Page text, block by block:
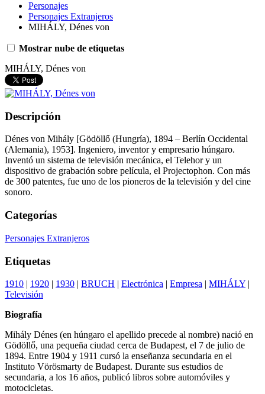
Personajes
Personajes Extranjeros
MIHÁLY, Dénes von
Mostrar nube de etiquetas
MIHÁLY, Dénes von
Descripción
Dénes von Mihály [Gödöllő (Hungría), 1894 – Berlín Occidental
(Alemania), 1953]. Ingeniero, inventor y empresario húngaro.
Inventó un sistema de televisión mecánica, el Telehor y un
dispositivo de grabación sobre película, el Projectophon. Con más
de 300 patentes, fue uno de los pioneros de la televisión y del cine
sonoro.
Categorías
Personajes Extranjeros
Etiquetas
1910 | 1920 | 1930 | BRUCH | Electrónica | Empresa | MIHÁLY |
Televisión
Biografía
Mihály Dénes (en húngaro el apellido precede al nombre) nació en
Gödöllő, una pequeña ciudad cerca de Budapest, el 7 de julio de
1894. Entre 1904 y 1911 cursó la enseñanza secundaria en el
Instituto Vörösmarty de Budapest. Durante sus estudios de
secundaria, a los 16 años, publicó libros sobre automóviles y
motocicletas.